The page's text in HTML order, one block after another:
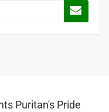
Puritan's Pride